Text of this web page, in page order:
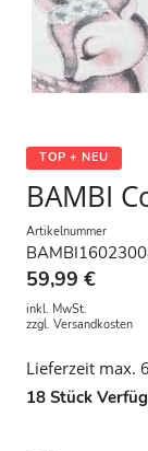
TOP + NEU
BAMBI
Artikelnummer
59,99 €
inkl. MwSt.
zzgl. Versandkosten
Lieferzeit max.
18 Stück